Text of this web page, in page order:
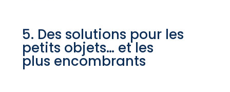
5. Des solutions pour les
petits objets… et les
plus encombrants